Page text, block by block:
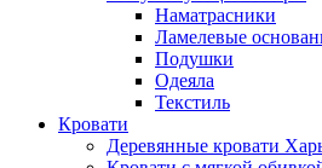
Наматрасники
Ламелевые
Подушки
Одеяла
Текстиль
Кровати
Деревянные кровати